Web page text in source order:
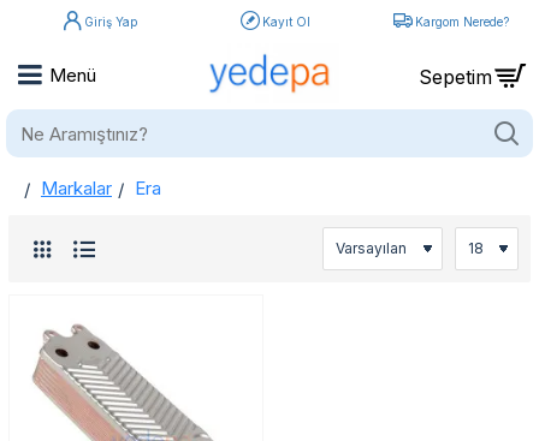
Giriş Yap Kayıt Ol Kargom Nerede?
Ne
home
Markalar Era